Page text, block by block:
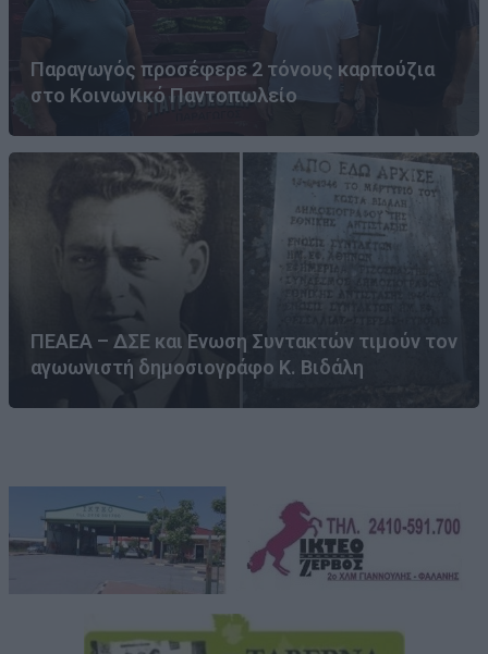
Παραγωγός προσέφερε 2 τόνους καρπούζια
στο Κοινωνικό Παντοπωλείο
ΠΕΑΕΑ – ΔΣΕ και Ενωση Συντακτών τιμούν τον
αγωωνιστή δημοσιογράφο Κ. Βιδάλη